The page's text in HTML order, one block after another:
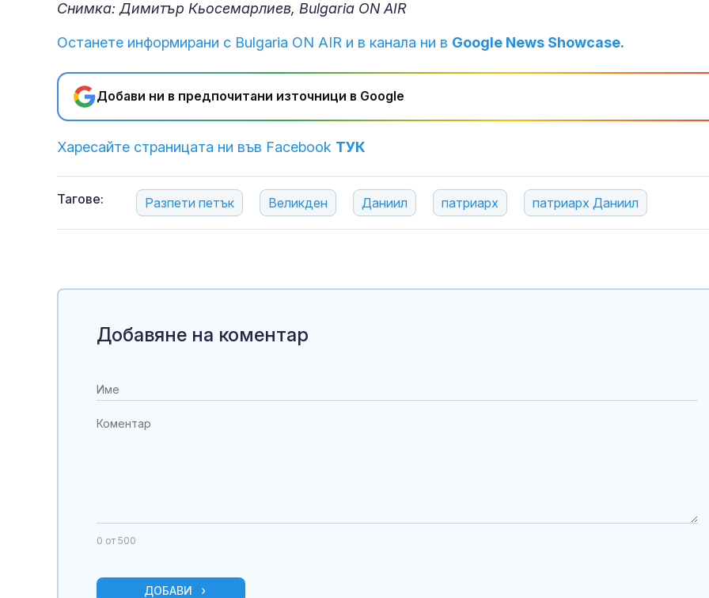
Снимка: Димитър Кьосемарлиев, Bulgaria ON AIR
Останете информирани с Bulgaria ON AIR и в канала ни в Google News Showcase.
Добави ни в предпочитани източници в Google
Харесайте страницата ни във Facebook ТУК
Тагове: Разпети петък Великден Даниил патриарх патриарх Даниил
Добавяне на коментар
0 от 500
ДОБАВИ